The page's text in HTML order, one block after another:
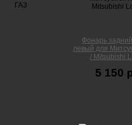
Фонарь
левый для
/ Mitsubishi
5 150